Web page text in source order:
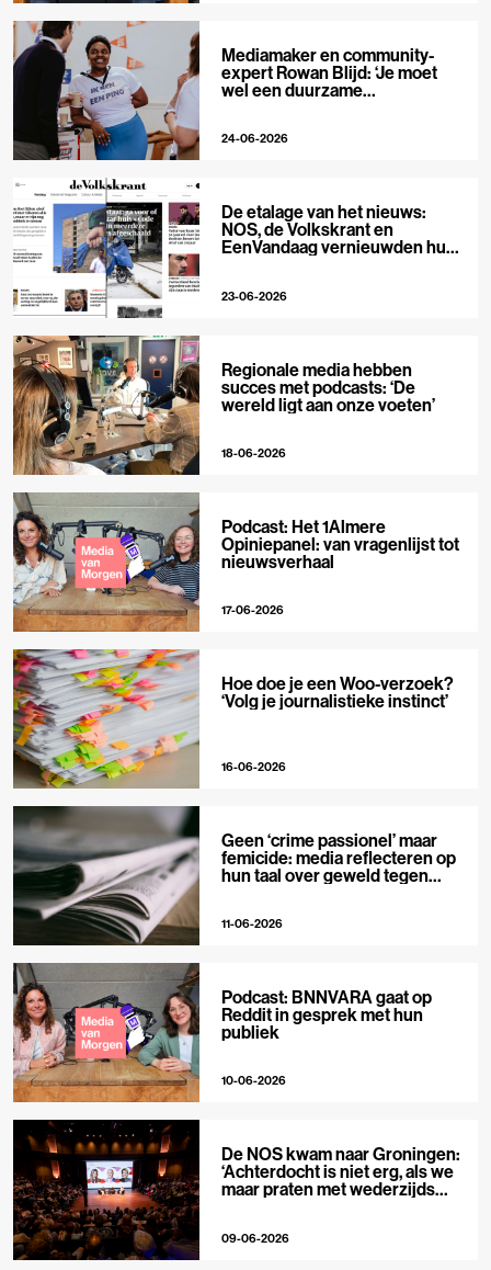
Mediamaker en community-
expert Rowan Blijd: ‘Je moet
wel een duurzame
24-06-2026
De etalage van het nieuws:
NOS, de Volkskrant en
EenVandaag vernieuwden hun
23-06-2026
Regionale media hebben
succes met podcasts: ‘De
wereld ligt aan onze voeten’
18-06-2026
Podcast: Het 1Almere
Opiniepanel: van vragenlijst tot
nieuwsverhaal
17-06-2026
Hoe doe je een Woo-verzoek?
‘Volg je journalistieke instinct’
16-06-2026
Geen ‘crime passionel’ maar
femicide: media reflecteren op
hun taal over geweld tegen
11-06-2026
Podcast: BNNVARA gaat op
Reddit in gesprek met hun
publiek
10-06-2026
De NOS kwam naar Groningen:
‘Achterdocht is niet erg, als we
maar praten met wederzijds
09-06-2026